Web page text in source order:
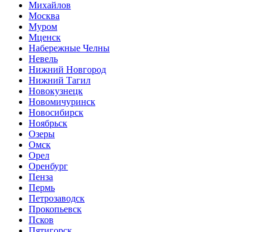
Михайлов
Москва
Муром
Мценск
Набережные Челны
Невель
Нижний Новгород
Нижний Тагил
Новокузнецк
Новомичуринск
Новосибирск
Ноябрьск
Озеры
Омск
Орел
Оренбург
Пенза
Пермь
Петрозаводск
Прокопьевск
Псков